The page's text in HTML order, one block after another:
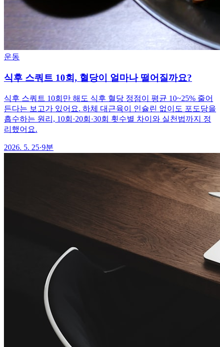
운동
식후 스쿼트 10회, 혈당이 얼마나 떨어질까요?
식후 스쿼트 10회만 해도 식후 혈당 정점이 평균 10~25% 줄어
든다는 보고가 있어요. 하체 대근육이 인슐린 없이도 포도당을
흡수하는 원리, 10회·20회·30회 횟수별 차이와 실천법까지 정
리했어요.
2026. 5. 25·9분